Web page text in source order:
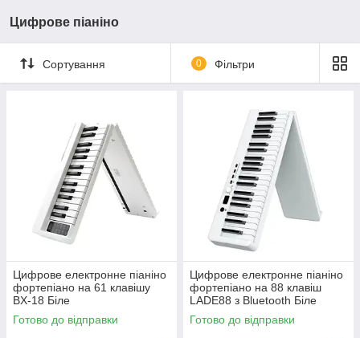
Цифрове піаніно
Сортування 0 Фільтри
Цифрове електронне піаніно
фортепіано на 61 клавішу
BX-18 Біле
Готово до відправки
Цифрове електронне піаніно
фортепіано на 88 клавіш
LADE88 з Bluetooth Біле
Готово до відправки